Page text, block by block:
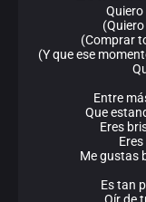
(Comprar
(Y que ese
Entre
Que
Eres
Me gustas
Es tan
Oír de